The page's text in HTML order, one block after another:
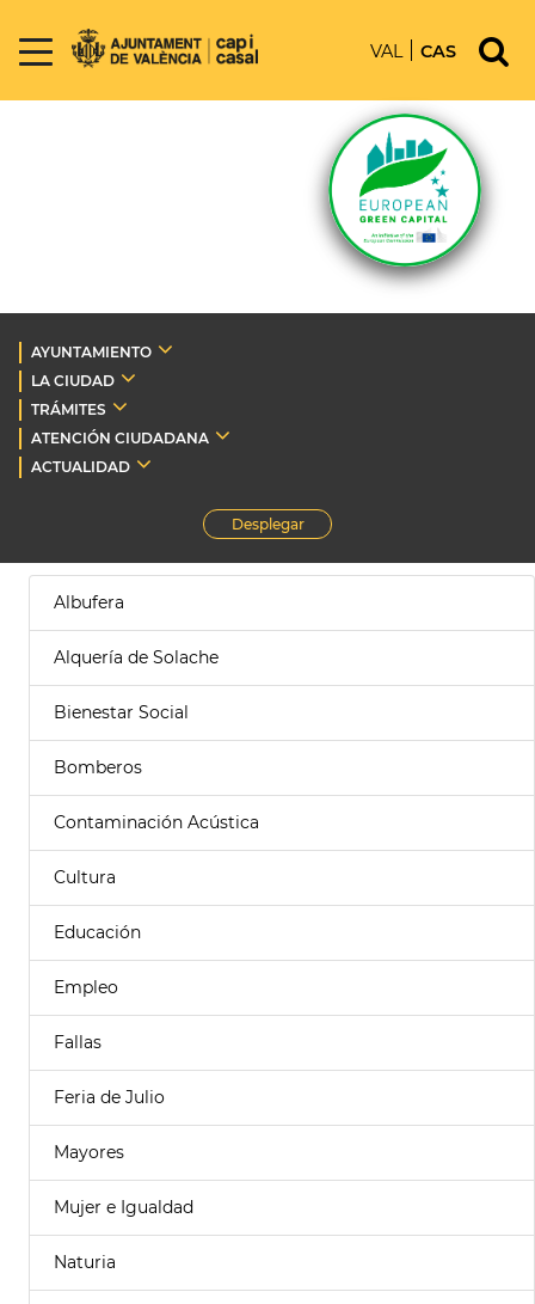
VAL CAS
AYUNTAMIENTO
LA CIUDAD
TRÁMITES
ATENCIÓN CIUDADANA
ACTUALIDAD
Desplegar
Albufera
Alquería de Solache
Bienestar Social
Bomberos
Contaminación Acústica
Cultura
Educación
Empleo
Fallas
Feria de Julio
Mayores
Mujer e Igualdad
Naturia